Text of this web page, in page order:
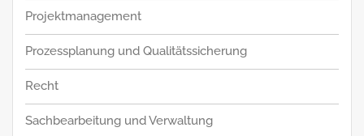
Projektmanagement
Prozessplanung und Qualitätssicherung
Recht
Sachbearbeitung und Verwaltung